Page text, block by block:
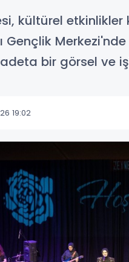
kültürel
Gençlik
adeta bir görsel ve
19:02